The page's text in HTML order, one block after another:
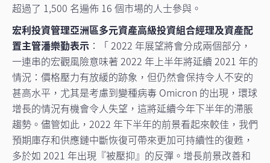
超過了 1,500 名遍佈 16 個市場的人士參與。
宏利投資管理亞洲區多元資產高級投資組合經理及資產配
置主管潘樂勤表示 ：「 2022 年展望將會分成兩個部分，
一連串的宏觀風險意味著 2022 年上半年將延續 2021 年的
情況：價格壓力有放緩的跡象，但仍然會保持令人不安的
甚高水平，尤其是考慮到變種病毒 Omicron 的出現，環球
增長的情況有機會令人失望，這將延續今年下半年的滯脹
趨勢。儘管如此，2022 年下半年的前景看起來較佳，我們
預期庫存和供應鏈中斷恢復可帶來更加可持續性的復甦，
多於如 2021 年出現『被壓抑』的反彈。增長前景改善和